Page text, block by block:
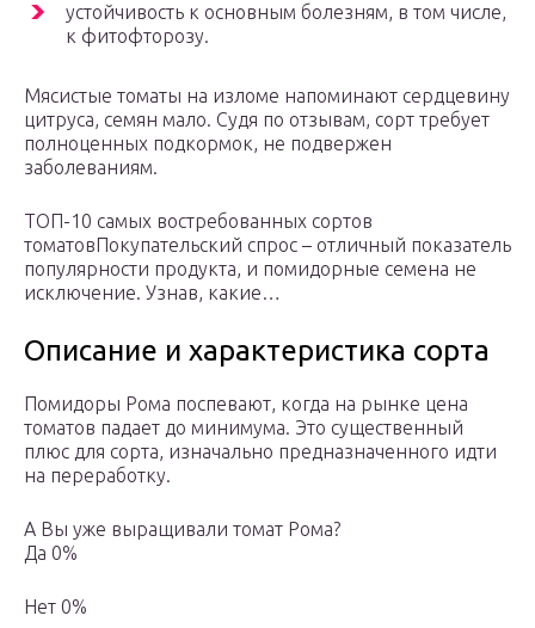
устойчивость к основным болезням, в том числе,
к фитофторозу.
Мясистые томаты на изломе напоминают сердцевину
цитруса, семян мало. Судя по отзывам, сорт требует
полноценных подкормок, не подвержен
заболеваниям.
ТОП-10 самых востребованных сортов
томатовПокупательский спрос – отличный показатель
популярности продукта, и помидорные семена не
исключение. Узнав, какие…
Описание и характеристика сорта
Помидоры Рома поспевают, когда на рынке цена
томатов падает до минимума. Это существенный
плюс для сорта, изначально предназначенного идти
на переработку.
А Вы уже выращивали томат Рома?
Да 0%
Нет 0%